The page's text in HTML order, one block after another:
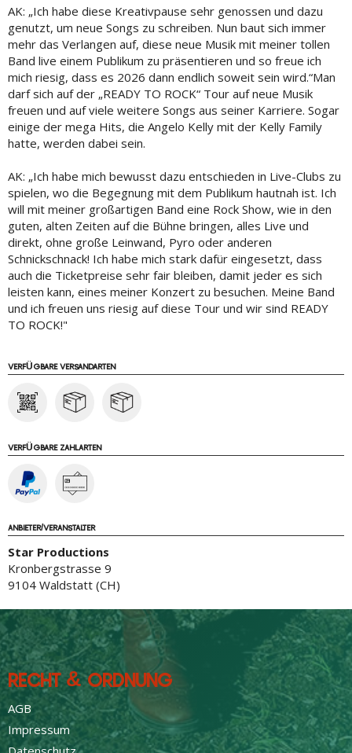
AK: „Ich habe diese Kreativpause sehr genossen und dazu
genutzt, um neue Songs zu schreiben. Nun baut sich immer
mehr das Verlangen auf, diese neue Musik mit meiner tollen
Band live einem Publikum zu präsentieren und so freue ich
mich riesig, dass es 2026 dann endlich soweit sein wird.“Man
darf sich auf der „READY TO ROCK“ Tour auf neue Musik
freuen und auf viele weitere Songs aus seiner Karriere. Sogar
einige der mega Hits, die Angelo Kelly mit der Kelly Family
hatte, werden dabei sein.
AK: „Ich habe mich bewusst dazu entschieden in Live-Clubs zu
spielen, wo die Begegnung mit dem Publikum hautnah ist. Ich
will mit meiner großartigen Band eine Rock Show, wie in den
guten, alten Zeiten auf die Bühne bringen, alles Live und
direkt, ohne große Leinwand, Pyro oder anderen
Schnickschnack! Ich habe mich stark dafür eingesetzt, dass
auch die Ticketpreise sehr fair bleiben, damit jeder es sich
leisten kann, eines meiner Konzert zu besuchen. Meine Band
und ich freuen uns riesig auf diese Tour und wir sind READY
TO ROCK!"
VERFÜGBARE VERSANDARTEN
VERFÜGBARE ZAHLARTEN
ANBIETER/VERANSTALTER
Star Productions
Kronbergstrasse 9
9104 Waldstatt (CH)
RECHT & ORDNUNG
AGB
Impressum